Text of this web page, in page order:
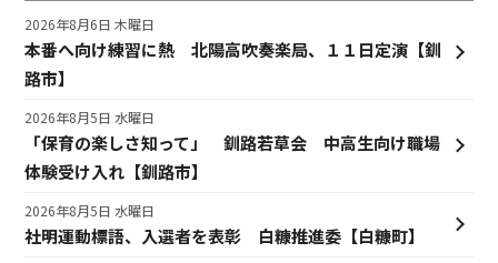
本番へ向け練習に熱 北陽高吹奏楽局、１１日定演【釧
路市】
2026年8月6日 木曜日
「保育の楽しさ知って」 釧路若草会 中高生向け職場
体験受け入れ【釧路市】
2026年8月5日 水曜日
社明運動標語、入選者を表彰 白糠推進委【白糠町】
2026年8月5日 水曜日